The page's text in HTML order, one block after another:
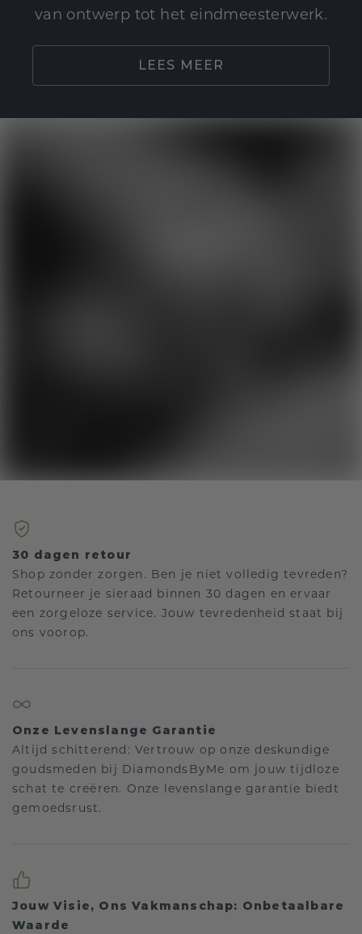
van ontwerp tot het eindmeesterwerk.
LEES MEER
30 dagen retour
Shop zonder zorgen. Ben je niet volledig tevreden?
Retourneer je sieraad binnen 30 dagen en ervaar
een zorgeloze service. Jouw tevredenheid staat bij
ons voorop.
Onze Levenslange Garantie
Altijd schitterend: Vertrouw op onze deskundige
goudsmeden bij DiamondsByMe om jouw tijdloze
schat te creëren. Onze levenslange garantie biedt
gemoedsrust.
Jouw Visie, Ons Vakmanschap: Onbetaalbare
Waarde